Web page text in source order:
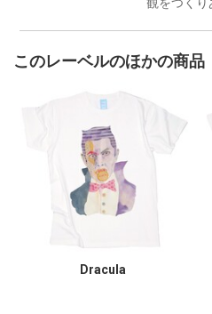
このレーベルのほかの商品
Dracula